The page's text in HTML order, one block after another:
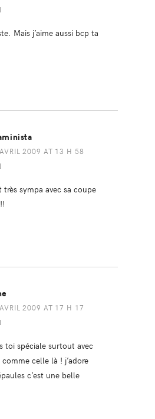
Mais j’aime aussi bcp ta
2009 AT 13 H 58
très sympa avec sa coupe
2009 AT 17 H 17
toi spéciale surtout avec
celle là ! j’adore
c’est une belle